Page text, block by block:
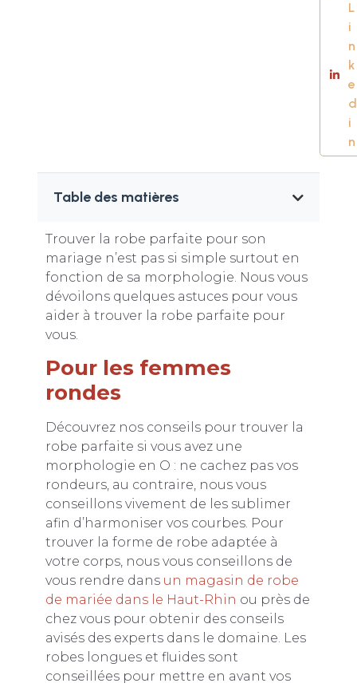
L
i
n
k
e
d
i
n
Table des matières
Trouver la robe parfaite pour son
mariage n’est pas si simple surtout en
fonction de sa morphologie. Nous vous
dévoilons quelques astuces pour vous
aider à trouver la robe parfaite pour
vous.
Pour les femmes
rondes
Découvrez nos conseils pour trouver la
robe parfaite si vous avez une
morphologie en O : ne cachez pas vos
rondeurs, au contraire, nous vous
conseillons vivement de les sublimer
afin d’harmoniser vos courbes. Pour
trouver la forme de robe adaptée à
votre corps, nous vous conseillons de
vous rendre dans un magasin de robe
de mariée dans le Haut-Rhin ou près de
chez vous pour obtenir des conseils
avisés des experts dans le domaine. Les
robes longues et fluides sont
conseillées pour mettre en avant vos